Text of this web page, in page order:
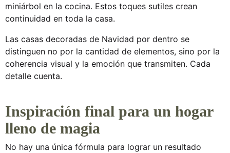
miniárbol en la cocina. Estos toques sutiles crean
continuidad en toda la casa.
Las casas decoradas de Navidad por dentro se
distinguen no por la cantidad de elementos, sino por la
coherencia visual y la emoción que transmiten. Cada
detalle cuenta.
Inspiración final para un hogar
lleno de magia
No hay una única fórmula para lograr un resultado